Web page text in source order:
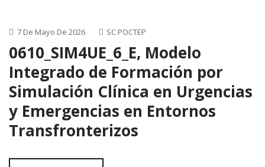
7 De Mayo De 2026 SC POCTEP
0610_SIM4UE_6_E, Modelo
Integrado de Formación por
Simulación Clínica en Urgencias
y Emergencias en Entornos
Transfronterizos